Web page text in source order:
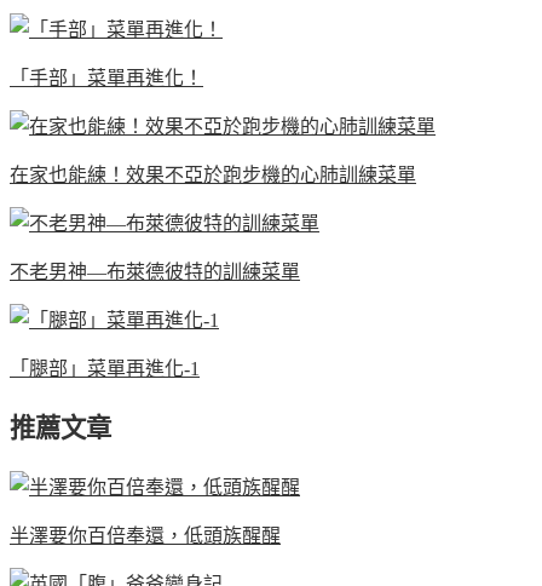
「手部」菜單再進化！
在家也能練！效果不亞於跑步機的心肺訓練菜單
不老男神—布萊德彼特的訓練菜單
「腿部」菜單再進化-1
推薦文章
半澤要你百倍奉還，低頭族醒醒